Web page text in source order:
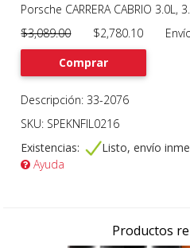
Previous
Porsche CARRERA CABRIO 3.0L,
$3,089.00$2,780.10 Envío
Comprar
Descripción: 33-2076
SKU: SPEKNFIL0216
Existencias:
Listo, envío
Ayuda
Productos